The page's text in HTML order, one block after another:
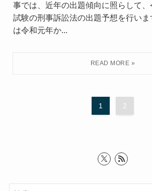
事では、近年の出題傾向に照らして
試験の刑事訴訟法の出題予想を行い
は令和元年か...
1 2